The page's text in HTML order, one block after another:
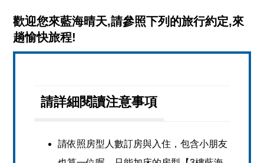
歡迎您來藍海晴天,請參照下列的旅行約定,來
趟愉快旅程!
請詳細閱讀注意事項
請依照房型人數訂房與入住，包含小朋友